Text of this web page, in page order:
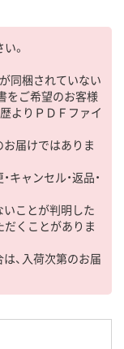
。
同梱されていない
をご希望のお客様
よりＰＤＦファイ
お届けではありま
キャンセル・返品・
いことが判明した
だくことがありま
、入荷次第のお届